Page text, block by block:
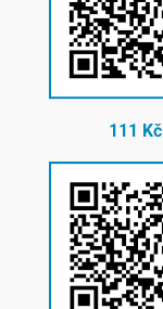
111 Kč